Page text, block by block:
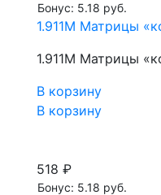
Бонус: 5.18 руб.
1.911М Матрицы
1.911М Матрицы
В корзину
В корзину
518 ₽
Бонус: 5.18 руб.